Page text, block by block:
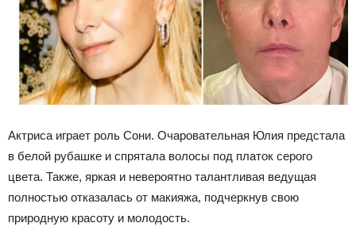
Актриса играет роль Сони. Очаровательная Юлия предстала
в белой рубашке и спрятала волосы под платок серого
цвета. Также, яркая и невероятно талантливая ведущая
полностью отказалась от макияжа, подчеркнув свою
природную красоту и молодость.